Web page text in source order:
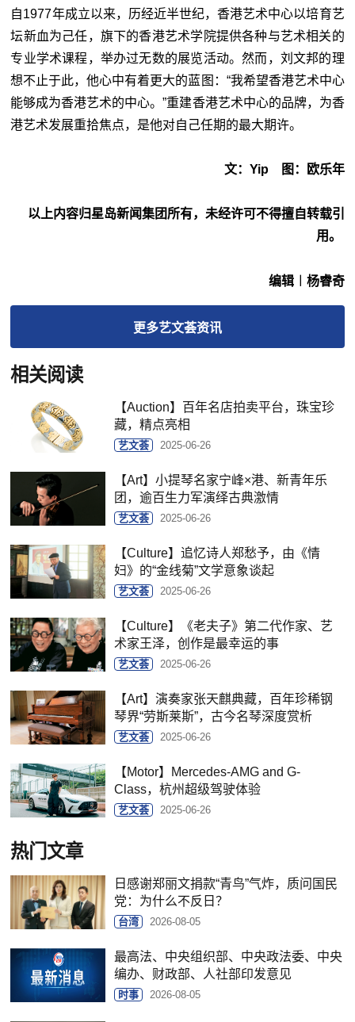
自1977年成立以来，历经近半世纪，香港艺术中心以培育艺
坛新血为己任，旗下的香港艺术学院提供各种与艺术相关的
专业学术课程，举办过无数的展览活动。然而，刘文邦的理
想不止于此，他心中有着更大的蓝图：“我希望香港艺术中心
能够成为香港艺术的中心。”重建香港艺术中心的品牌，为香
港艺术发展重拾焦点，是他对自己任期的最大期许。
文：Yip 图：欧乐年
以上内容归星岛新闻集团所有，未经许可不得擅自转载引
用。
编辑︱杨睿奇
更多艺文荟资讯
相关阅读
【Auction】百年名店拍卖平台，珠宝珍
藏，精点亮相
艺文荟 2025-06-26
【Art】小提琴名家宁峰×港、新青年乐
团，逾百生力军演绎古典激情
艺文荟 2025-06-26
【Culture】追忆诗人郑愁予，由《情
妇》的“金线菊”文学意象谈起
艺文荟 2025-06-26
【Culture】《老夫子》第二代作家、艺
术家王泽，创作是最幸运的事
艺文荟 2025-06-26
【Art】演奏家张天麒典藏，百年珍稀钢
琴界“劳斯莱斯”，古今名琴深度赏析
艺文荟 2025-06-26
【Motor】Mercedes-AMG and G-
Class，杭州超级驾驶体验
艺文荟 2025-06-26
热门文章
日感谢郑丽文捐款“青鸟”气炸，质问国民
党：为什么不反日？
台湾 2026-08-05
最高法、中央组织部、中央政法委、中央
编办、财政部、人社部印发意见
时事 2026-08-05